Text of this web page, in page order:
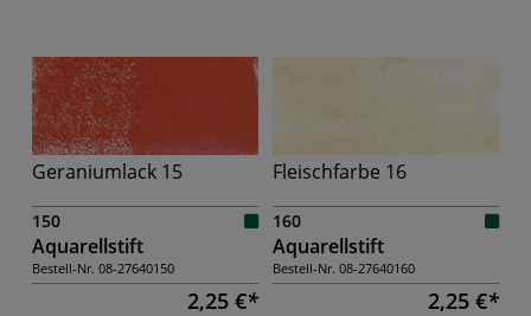
Geraniumlack 15
150
Aquarellstift
Bestell-Nr. 08-27640150
2,25 €
Fleischfarbe 16
160
Aquarellstift
Bestell-Nr. 08-27640160
2,25 €